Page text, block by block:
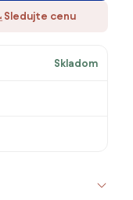
Sledujte cenu
Skladom